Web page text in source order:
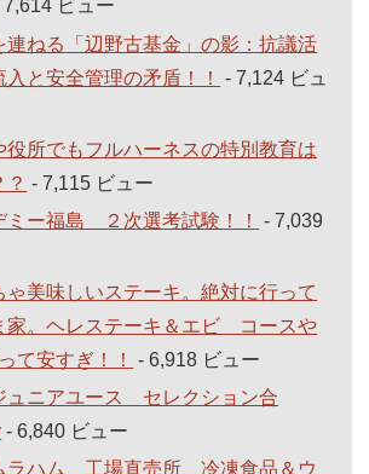
7,614 ビュー
連ねる「辺野古基金」の影：抗議活
と安全管理の矛盾！！
- 7,124 ビュ
役所でもフルハーネスの特別教育は
- 7,115 ビュー
ミー福島 ２次選考試験！！
- 7,039
ゃ美味しいステーキ。絶対に行って
家。ヘレステーキ＆エビ コースや
て安すぎ！！
- 6,918 ビュー
ュニアユース セレクション合
- 6,840 ビュー
ラハム 工場直売所 冷凍食品＆ウ